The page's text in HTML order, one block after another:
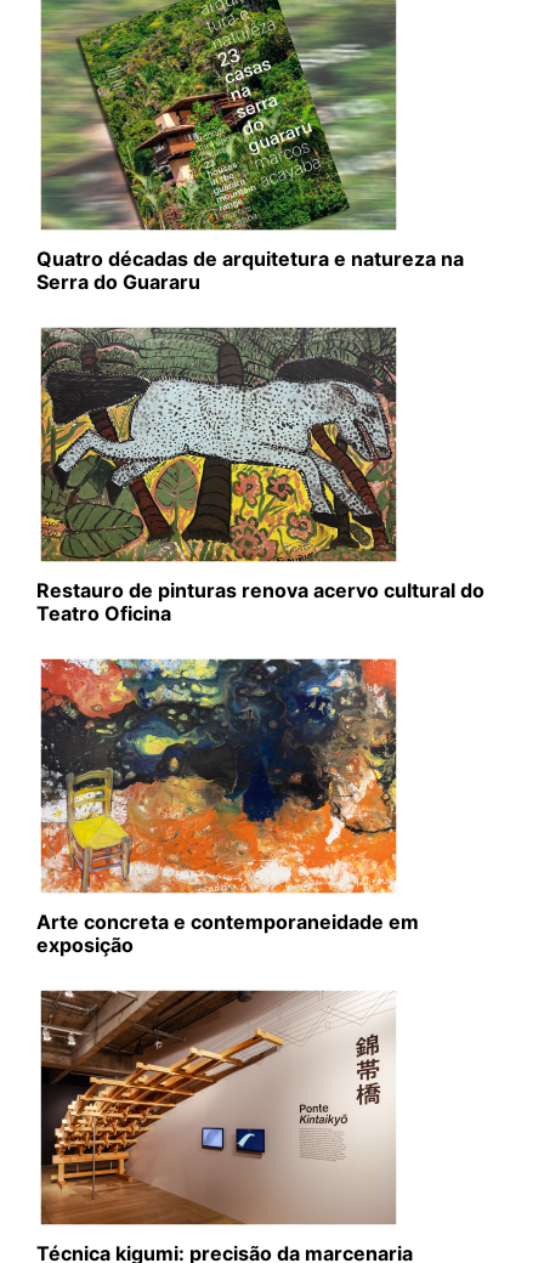
Quatro décadas de arquitetura e natureza na
Serra do Guararu
Restauro de pinturas renova acervo cultural do
Teatro Oficina
Arte concreta e contemporaneidade em
exposição
Técnica kigumi: precisão da marcenaria